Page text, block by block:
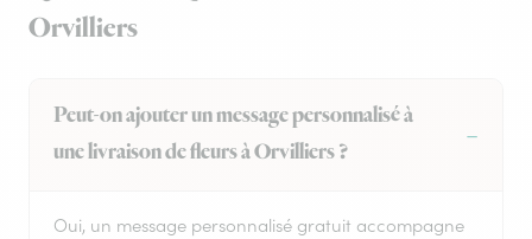
Orvilliers
Peut-on ajouter un message personnalisé à
une livraison de fleurs à Orvilliers ?
Oui, un message personnalisé gratuit accompagne